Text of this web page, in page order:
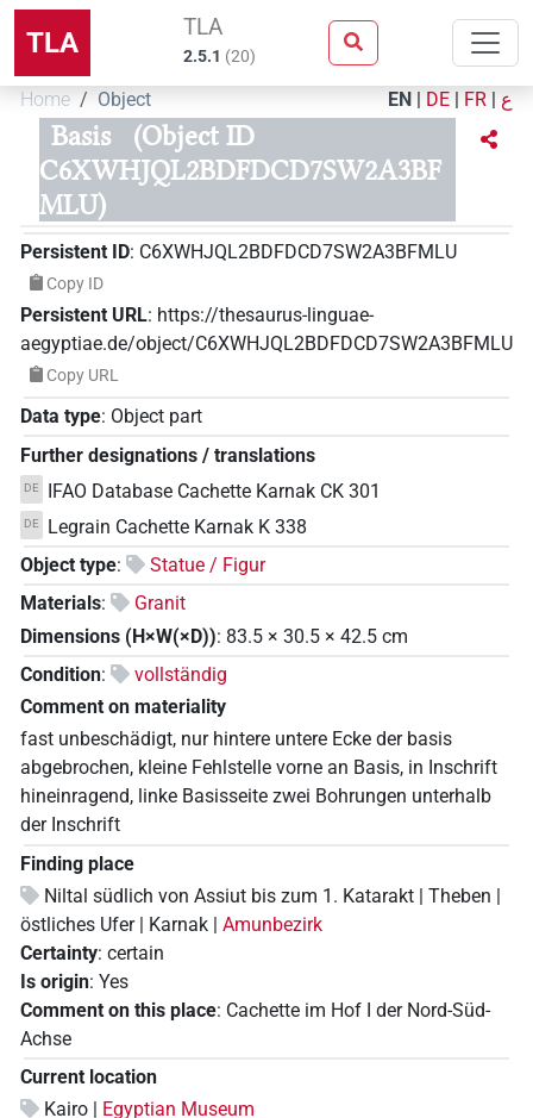
TLA TLA
2.5.1 (20)
Home Object EN | DE | FR | ع
Basis
(Object ID
C6XWHJQL2BDFDCD7SW2A3BF
MLU)
Persistent ID: C6XWHJQL2BDFDCD7SW2A3BFMLU
Copy ID
Persistent URL: https://thesaurus-linguae-
aegyptiae.de/object/C6XWHJQL2BDFDCD7SW2A3BFMLU
Copy URL
Data type: Object part
Further designations / translations
DE IFAO Database Cachette Karnak CK 301
DE
Legrain Cachette Karnak K 338
Object type:
Statue / Figur
Materials:
Granit
Dimensions (H×W(×D)): 83.5 × 30.5 × 42.5 cm
Condition:
vollständig
Comment on materiality
fast unbeschädigt, nur hintere untere Ecke der basis
abgebrochen, kleine Fehlstelle vorne an Basis, in Inschrift
hineinragend, linke Basisseite zwei Bohrungen unterhalb
der Inschrift
Finding place
Niltal südlich von Assiut bis zum 1. Katarakt | Theben |
östliches Ufer | Karnak | Amunbezirk
Certainty: certain
Is origin: Yes
Comment on this place: Cachette im Hof I der Nord-Süd-
Achse
Current location
Kairo |
Egyptian Museum